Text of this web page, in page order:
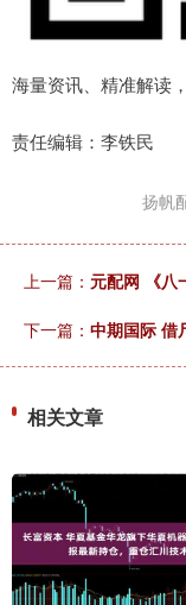
海量资讯、精准解读
责任编辑：李铁民
扬帆
上一篇： 元配网 《八
下一篇： 中期国际 借
相关文章